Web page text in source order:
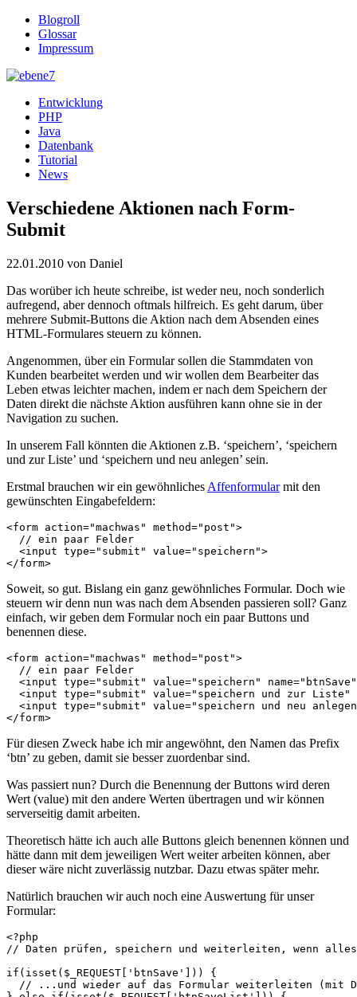
Blogroll
Glossar
Impressum
Entwicklung
PHP
Java
Datenbank
Tutorial
News
Verschiedene Aktionen nach Form-
Submit
22.01.2010 von Daniel
Das worüber ich heute schreibe, ist weder neu, noch sonderlich
aufregend, aber dennoch oftmals hilfreich. Es geht darum, über
mehrere Submit-Buttons die Aktion nach dem Absenden eines
HTML-Formulares steuern zu können.
Angenommen, über ein Formular sollen die Stammdaten von
Kunden bearbeitet werden und wir wollen dem Bearbeiter das
Leben etwas leichter machen, indem er nach dem Speichern der
Daten direkt die nächste Aktion ausführen kann ohne sie in der
Navigation zu suchen.
In unserem Fall könnten die Aktionen z.B. ‘speichern’, ‘speichern
und zur Liste’ und ‘speichern und neu anlegen’ sein.
Erstmal brauchen wir ein gewöhnliches Affenformularmit den
gewünschten Eingabefeldern:
<form action="machwas" method="post">
  // ein paar Felder
  <input type="submit" value="speichern">
</form>
Soweit, so gut. Bislang ein ganz gewöhnliches Formular. Doch wie
steuern wir denn nun was nach dem Absenden passieren soll? Ganz
einfach, wir geben dem Formular noch ein paar Buttons und
benennen diese.
<form action="machwas" method="post">
  // ein paar Felder
<input type="submit" value="speichern"
<input type="submit" value="speichern und zur Liste"
<input type="submit" value="speichern und neu
</form>
Für diesen Zweck habe ich mir angewöhnt, den Namen das Prefix
‘btn’ zu geben, damit sie besser zuordenbar sind.
Was passiert nun? Durch die Benennung der Buttons wird deren
Wert (value) mit den andere Werten übertragen und wir können
serverseitig damit arbeiten.
Theoretisch hätte ich auch alle Buttons gleich benennen können und
hätte dann mit dem jeweiligen Wert weiter arbeiten können, aber
dieser wäre nicht zuverlässig nutzbar. Dazu etwas später mehr.
Natürlich brauchen wir auch noch eine Auswertung für unser
Formular:
<?php
// Daten prüfen, speichern und weiterleiten, wenn
if(isset($_REQUEST['btnSave'])) {
// ...und wieder auf das Formular weiterleiten (mit